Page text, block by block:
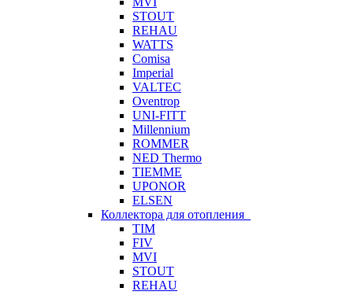
STOUT
REHAU
WATTS
Comisa
Imperial
VALTEC
Oventrop
UNI-FITT
Millennium
ROMMER
NED Thermo
TIEMME
UPONOR
ELSEN
Коллектора для отопления
TIM
FIV
MVI
STOUT
REHAU